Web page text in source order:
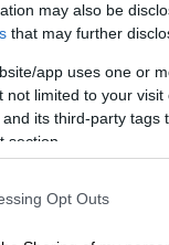
may also be
that may further
app uses one or
not limited to your
its third-party
section.
Opt Outs
αεροδρόμιο
ουρές